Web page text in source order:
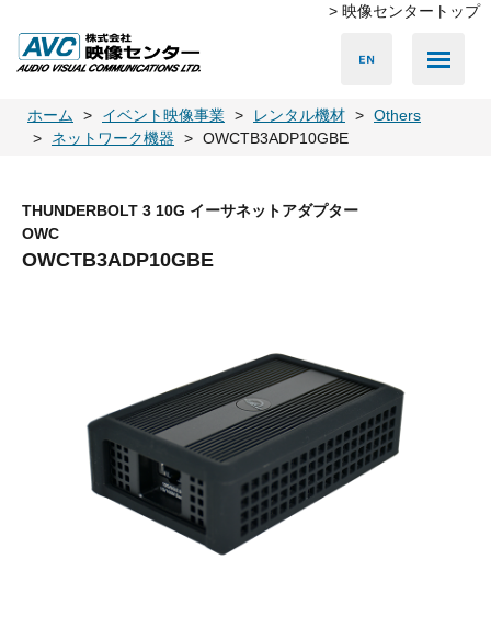
> 映像センタートップ
ホーム イベント映像事業 レンタル機材
Others
ネットワーク機器
OWCTB3ADP10GBE
THUNDERBOLT 3 10G イーサネットアダプター
OWC
OWCTB3ADP10GBE